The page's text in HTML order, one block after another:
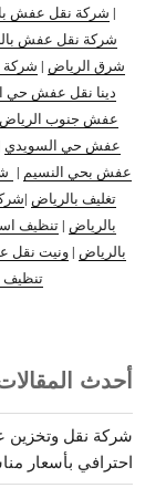
| شركة نقل عفش
شركة نقل عفش
شرق الرياض | شركة
دينا نقل عفش حي
عفش جنوب الرياض
عفش حي السويدي
عفش بحي النسيم |
تغليف بالرياض |
بالرياض |تنظيف
بالرياض |ونيت نقل
تنظيف
أحدث
احترافي بأسعار